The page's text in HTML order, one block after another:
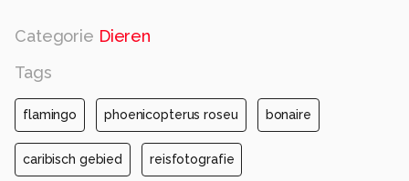
Categorie Dieren
Tags
flamingo phoenicopterus roseu bonaire
caribisch gebied reisfotografie